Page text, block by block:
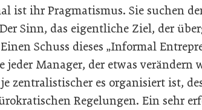
ist ihr Pragmatismus. Sie suchen
Sinn, das eigentliche Ziel, der
Schuss dieses „Informal
Manager, der etwas verändern
zentralistischer es organisiert ist,
Regelungen. Ein sehr